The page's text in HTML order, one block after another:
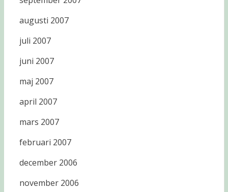
augusti 2007
juli 2007
juni 2007
maj 2007
april 2007
mars 2007
februari 2007
december 2006
november 2006